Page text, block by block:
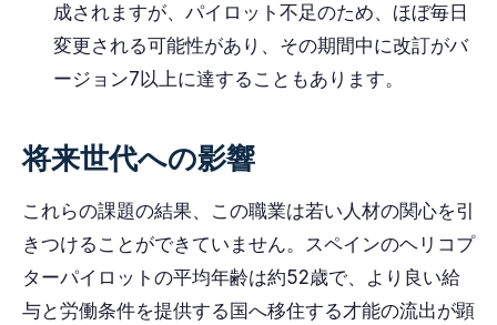
成されますが、パイロット不足のため、ほぼ毎日
変更される可能性があり、その期間中に改訂がバ
ージョン7以上に達することもあります。
将来世代への影響
これらの課題の結果、この職業は若い人材の関心を引
きつけることができていません。スペインのヘリコプ
ターパイロットの平均年齢は約52歳で、より良い給
与と労働条件を提供する国へ移住する才能の流出が顕